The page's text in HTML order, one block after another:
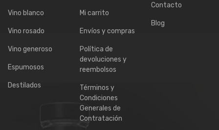
Vino blanco
Vino rosado
Vino generoso
Espumosos
Destilados
Mi carrito
Envíos y compras
Política de
devoluciones y
reembolsos
Términos y
Condiciones
Generales de
Contratación
Contacto
Blog